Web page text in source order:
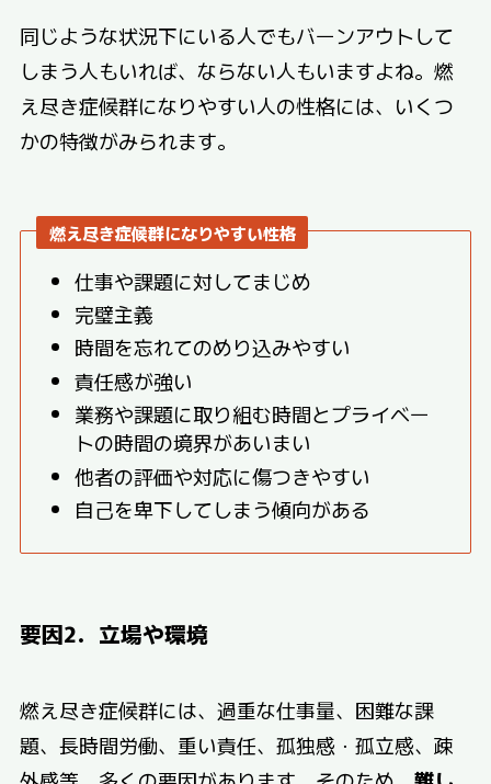
同じような状況下にいる人でもバーンアウトして
しまう人もいれば、ならない人もいますよね。燃
え尽き症候群になりやすい人の性格には、いくつ
かの特徴がみられます。
燃え尽き症候群になりやすい性格
仕事や課題に対してまじめ
完璧主義
時間を忘れてのめり込みやすい
責任感が強い
業務や課題に取り組む時間とプライベー
トの時間の境界があいまい
他者の評価や対応に傷つきやすい
自己を卑下してしまう傾向がある
要因2． 立場や環境
燃え尽き症候群には、過重な仕事量、困難な課
題、長時間労働、重い責任、孤独感・孤立感、疎